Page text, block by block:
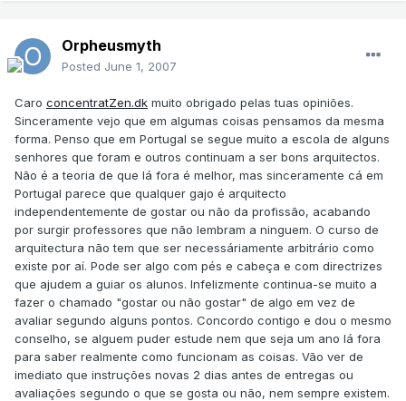
Orpheusmyth
Posted June 1, 2007
Caro concentratZen.dk muito obrigado pelas tuas opiniões.
Sinceramente vejo que em algumas coisas pensamos da mesma
forma. Penso que em Portugal se segue muito a escola de alguns
senhores que foram e outros continuam a ser bons arquitectos.
Não é a teoria de que lá fora é melhor, mas sinceramente cá em
Portugal parece que qualquer gajo é arquitecto
independentemente de gostar ou não da profissão, acabando
por surgir professores que não lembram a ninguem. O curso de
arquitectura não tem que ser necessáriamente arbitrário como
existe por aí. Pode ser algo com pés e cabeça e com directrizes
que ajudem a guiar os alunos. Infelizmente continua-se muito a
fazer o chamado "gostar ou não gostar" de algo em vez de
avaliar segundo alguns pontos. Concordo contigo e dou o mesmo
conselho, se alguem puder estude nem que seja um ano lá fora
para saber realmente como funcionam as coisas. Vão ver de
imediato que instruções novas 2 dias antes de entregas ou
avaliações segundo o que se gosta ou não, nem sempre existem.